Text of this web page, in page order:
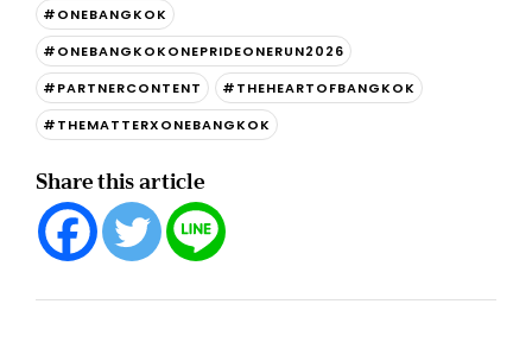
#ONEBANGKOK
#ONEBANGKOKONEPRIDEONERUN2026
#PARTNERCONTENT
#THEHEARTOFBANGKOK
#THEMATTERXONEBANGKOK
Share this article